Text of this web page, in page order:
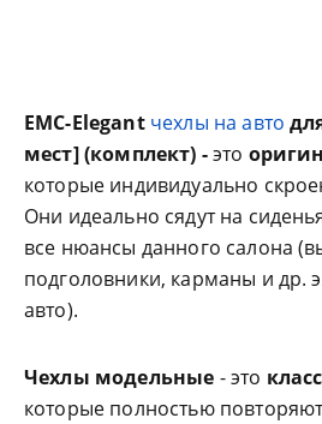
EMC-Elegant чехлы на авто
мест] (комплект) -это
которые индивидуально
Они идеально сядут на
все нюансы данного салона
подголовники, карманы и др.
авто).
Чехлы модельные - это
которые полностью